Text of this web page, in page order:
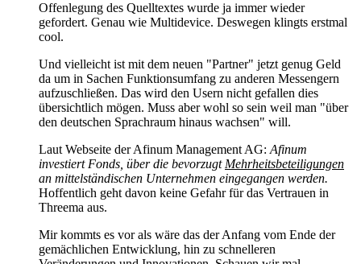
Offenlegung des Quelltextes wurde ja immer wieder
gefordert. Genau wie Multidevice. Deswegen klingts erstmal
cool.
Und vielleicht ist mit dem neuen "Partner" jetzt genug Geld
da um in Sachen Funktionsumfang zu anderen Messengern
aufzuschließen. Das wird den Usern nicht gefallen dies
übersichtlich mögen. Muss aber wohl so sein weil man "über
den deutschen Sprachraum hinaus wachsen" will.
Laut Webseite der Afinum Management AG: Afinum
investiert Fonds, über die bevorzugt Mehrheitsbeteiligungen
an mittelständischen Unternehmen eingegangen werden.
Hoffentlich geht davon keine Gefahr für das Vertrauen in
Threema aus.
Mir kommts es vor als wäre das der Anfang vom Ende der
gemächlichen Entwicklung, hin zu schnelleren